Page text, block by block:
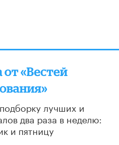
от «Вестей
лучших и
два раза в неделю:
и пятницу